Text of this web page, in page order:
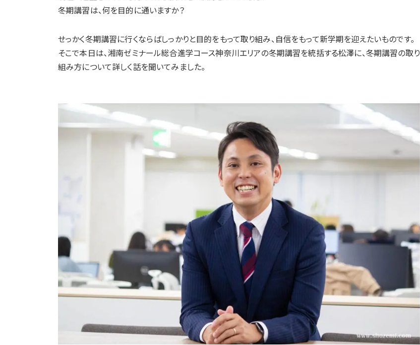
冬期講習は、何を目的に通いますか？
せっかく冬期講習に行くならばしっかりと目的をもって取り組み、自信をもって新学期を迎えたいものです。
そこで本日は、湘南ゼミナール総合進学コース神奈川エリアの冬期講習を統括する松澤に、冬期講習の取り
組み方について詳しく話を聞いてみました。